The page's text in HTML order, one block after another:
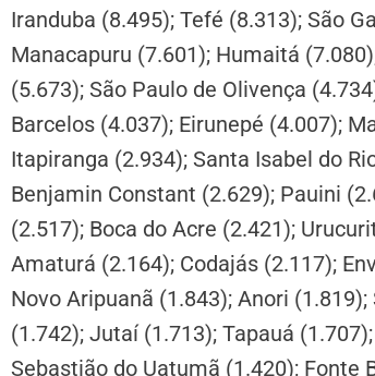
Iranduba (8.495); Tefé (8.313); São
Manacapuru (7.601); Humaitá
(5.673); São Paulo de Olivença
Barcelos (4.037); Eirunepé (4.007);
Itapiranga (2.934); Santa Isabel do
Benjamin Constant (2.629); Pauini
(2.517); Boca do Acre (2.421);
Amaturá (2.164); Codajás (2.117);
Novo Aripuanã (1.843); Anori
(1.742); Jutaí (1.713); Tapauá
Sebastião do Uatumã (1.420); Fonte